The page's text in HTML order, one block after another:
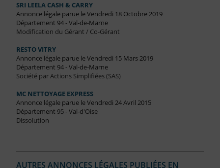
SRI LEELA CASH & CARRY
Annonce légale parue le Vendredi 18 Octobre 2019
Département 94 - Val-de-Marne
Modification du Gérant / Co-Gérant
RESTO VITRY
Annonce légale parue le Vendredi 15 Mars 2019
Département 94 - Val-de-Marne
Société par Actions Simplifiées (SAS)
MC NETTOYAGE EXPRESS
Annonce légale parue le Vendredi 24 Avril 2015
Département 95 - Val-d'Oise
Dissolution
AUTRES ANNONCES LÉGALES PUBLIÉES EN